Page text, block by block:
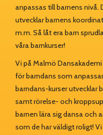
anpassas till barnens nivå.
utvecklar barnens
m.m. Så låt era barn
våra barnkurser!
Vi på Malmö
för barndans som
barndans-kurser utvecklar
samt rörelse- och
barnen lära sig dansa och
som de har väldigt roligt!